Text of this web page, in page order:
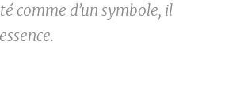
comme d’un symbole, il